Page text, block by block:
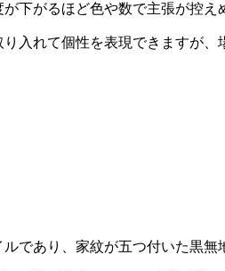
下がるほど色や数で主張が控え
入れて個性を表現できますが、
であり、家紋が五つ付いた黒無